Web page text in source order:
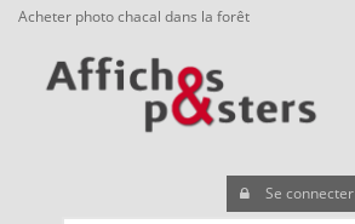
Acheter photo chacal dans la forêt
Se connecter